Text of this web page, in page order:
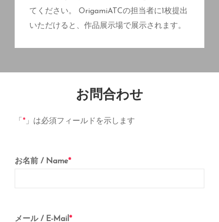
てください。 OrigamiATCの担当者に1枚提出
いただけると、作品展示場で展示されます。
お問合わせ
「 * 」は必須フィールドを示します
お名前 / Name*
メール / E-Mail *